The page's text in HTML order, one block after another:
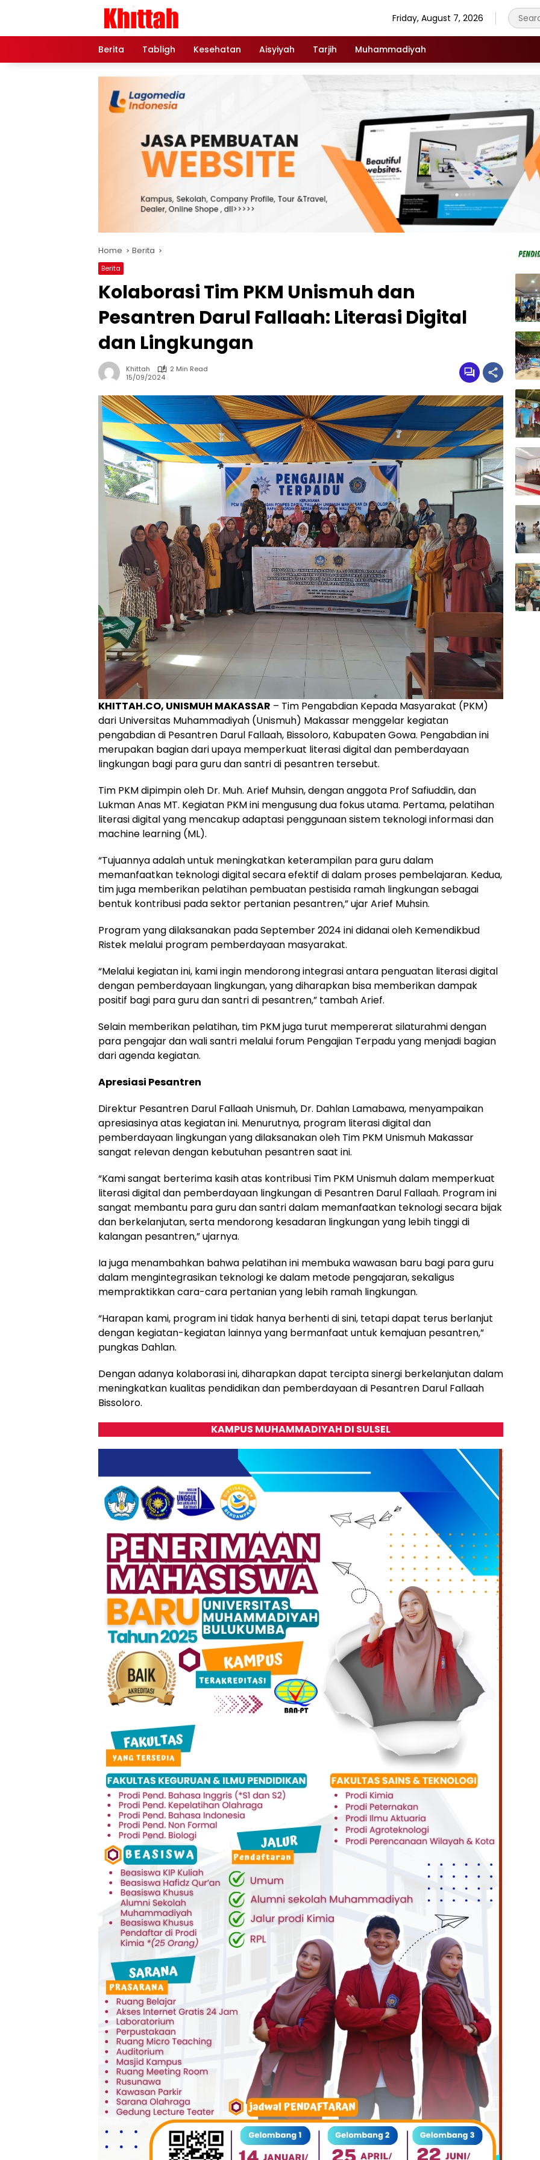
Friday, August 7, 2026
Berita Tabligh Kesehatan Aisyiyah Tarjih Muhammadiyah
Home Berita
Berita
Kolaborasi Tim PKM Unismuh dan
Pesantren Darul Fallaah: Literasi Digital
dan Lingkungan
Khittah
2 Min Read
15/09/2024
KHITTAH.CO, UNISMUH MAKASSAR – Tim Pengabdian Kepada Masyarakat (PKM)
dari Universitas Muhammadiyah (Unismuh) Makassar menggelar kegiatan
pengabdian di Pesantren Darul Fallaah, Bissoloro, Kabupaten Gowa. Pengabdian ini
merupakan bagian dari upaya memperkuat literasi digital dan pemberdayaan
lingkungan bagi para guru dan santri di pesantren tersebut.
Tim PKM dipimpin oleh Dr. Muh. Arief Muhsin, dengan anggota Prof Safiuddin, dan
Lukman Anas MT. Kegiatan PKM ini mengusung dua fokus utama. Pertama, pelatihan
literasi digital yang mencakup adaptasi penggunaan sistem teknologi informasi dan
machine learning (ML).
“Tujuannya adalah untuk meningkatkan keterampilan para guru dalam
memanfaatkan teknologi digital secara efektif di dalam proses pembelajaran. Kedua,
tim juga memberikan pelatihan pembuatan pestisida ramah lingkungan sebagai
bentuk kontribusi pada sektor pertanian pesantren,” ujar Arief Muhsin.
Program yang dilaksanakan pada September 2024 ini didanai oleh Kemendikbud
Ristek melalui program pemberdayaan masyarakat.
“Melalui kegiatan ini, kami ingin mendorong integrasi antara penguatan literasi digital
dengan pemberdayaan lingkungan, yang diharapkan bisa memberikan dampak
positif bagi para guru dan santri di pesantren,” tambah Arief.
Selain memberikan pelatihan, tim PKM juga turut mempererat silaturahmi dengan
para pengajar dan wali santri melalui forum Pengajian Terpadu yang menjadi bagian
dari agenda kegiatan.
Apresiasi Pesantren
Direktur Pesantren Darul Fallaah Unismuh, Dr. Dahlan Lamabawa, menyampaikan
apresiasinya atas kegiatan ini. Menurutnya, program literasi digital dan
pemberdayaan lingkungan yang dilaksanakan oleh Tim PKM Unismuh Makassar
sangat relevan dengan kebutuhan pesantren saat ini.
“Kami sangat berterima kasih atas kontribusi Tim PKM Unismuh dalam memperkuat
literasi digital dan pemberdayaan lingkungan di Pesantren Darul Fallaah. Program ini
sangat membantu para guru dan santri dalam memanfaatkan teknologi secara bijak
dan berkelanjutan, serta mendorong kesadaran lingkungan yang lebih tinggi di
kalangan pesantren,” ujarnya.
Ia juga menambahkan bahwa pelatihan ini membuka wawasan baru bagi para guru
dalam mengintegrasikan teknologi ke dalam metode pengajaran, sekaligus
mempraktikkan cara-cara pertanian yang lebih ramah lingkungan.
“Harapan kami, program ini tidak hanya berhenti di sini, tetapi dapat terus berlanjut
dengan kegiatan-kegiatan lainnya yang bermanfaat untuk kemajuan pesantren,”
pungkas Dahlan.
Dengan adanya kolaborasi ini, diharapkan dapat tercipta sinergi berkelanjutan dalam
meningkatkan kualitas pendidikan dan pemberdayaan di Pesantren Darul Fallaah
Bissoloro.
KAMPUS MUHAMMADIYAH DI SULSEL